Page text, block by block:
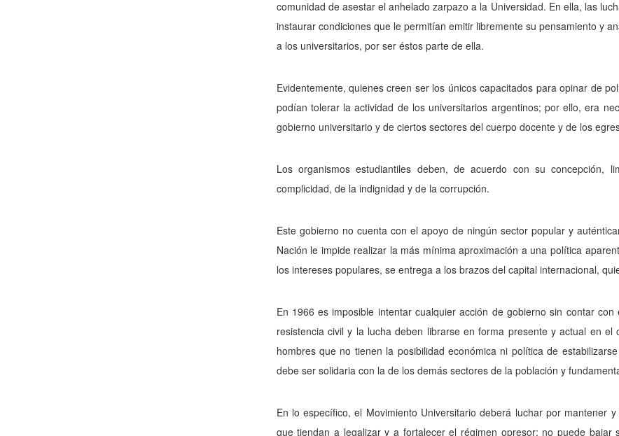
comunidad de asestar el anhelado zarpazo a la Universidad. En ella, las
instaurar condiciones que le permitían emitir libremente su pensamiento y
a los universitarios, por ser éstos parte de ella.
Evidentemente, quienes creen ser los únicos capacitados para opinar de
podían tolerar la actividad de los universitarios argentinos; por ello, era
gobierno universitario y de ciertos sectores del cuerpo docente y de los
Los organismos estudiantiles deben, de acuerdo con su
complicidad, de la indignidad y de la corrupción.
Este gobierno no cuenta con el apoyo de ningún sector popular y
Nación le impide realizar la más mínima aproximación a una política
los intereses populares, se entrega a los brazos del capital internacional,
En 1966 es imposible intentar cualquier acción de gobierno sin contar
resistencia civil y la lucha deben librarse en forma presente y actual en
hombres que no tienen la posibilidad económica ni política de
debe ser solidaria con la de los demás sectores de la población y
En lo específico, el Movimiento Universitario deberá luchar por mantener
que tiendan a legalizar y a fortalecer el régimen opresor; no puede